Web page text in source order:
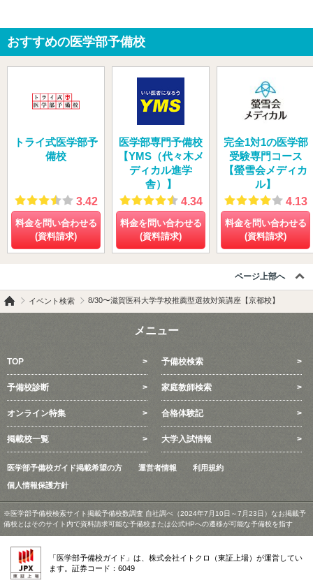
おすすめの医学部予備校
トライ式医学部予
備校
3.42
料金を問い合わせる
(資料請求)
医学部専門予備校
【YMS（代々木メ
ディカル進学
舎）】
4.34
料金を問い合わせる
(資料請求)
完全1対1の医学部
受験専門コース
【螢雪会メディカ
ル】
4.13
料金を問い合わせる
(資料請求)
ページ上部へ
イベント検索 8/30〜滋賀医科大学学校推薦型選抜対策講座【京都校】
メニュー
TOP 予備校検索
予備校診断 家庭教師検索
オンライン特集 合格体験記
掲載校一覧 大学入試情報
医学部予備校ガイド掲載希望の方 運営者情報 利用規約
個人情報保護方針
※医学部予備校検索サイト掲載予備校数調査 自社調べ（2024年7月10日～7月23日）なお掲載予
備校とはそのサイト内で資料請求可能な予備校または公式HPへの遷移が可能な予備校を指す
「医学部予備校ガイド」は、株式会社イトクロ（東証上場）が運営してい
ます。証券コード：6049